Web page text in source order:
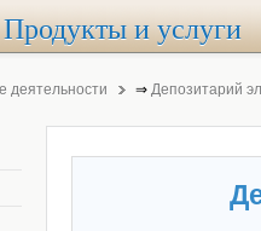
Продукты и услуги
деятельности ⇒ Депозитарий